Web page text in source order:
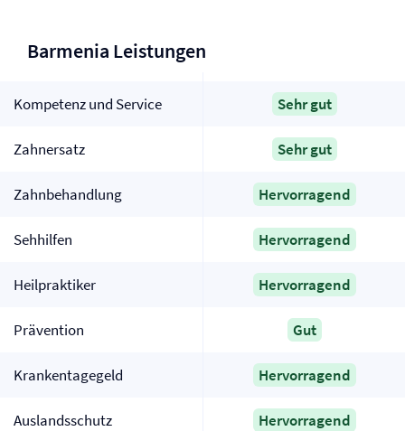
Barmenia Leistungen
Kompetenz und Service Sehr gut
Zahnersatz Sehr gut
Zahnbehandlung Hervorragend
Sehhilfen Hervorragend
Heilpraktiker Hervorragend
Prävention Gut
Krankentagegeld Hervorragend
Auslandsschutz Hervorragend